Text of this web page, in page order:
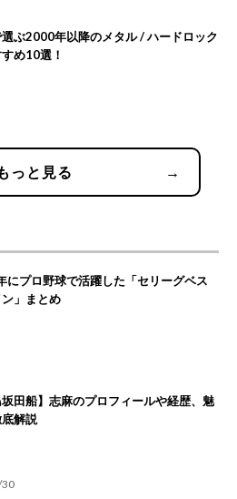
ぶ2000年以降のメタル / ハードロック
め10選！
っと見る →
にプロ野球で活躍した「セリーグベス
ン」まとめ
坂田船】志麻のプロフィールや経歴、魅
解説